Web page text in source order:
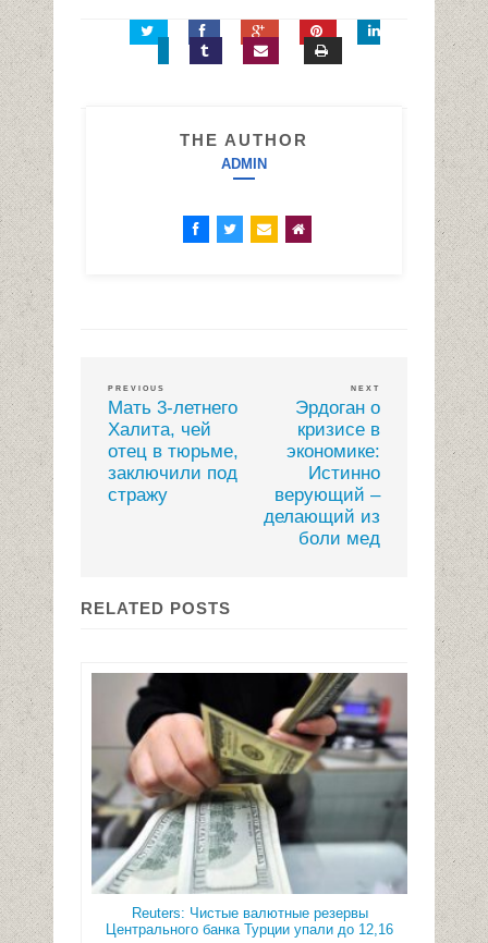
THE AUTHOR
ADMIN
PREVIOUS
Мать 3-летнего
Халита, чей
отец в тюрьме,
заключили под
стражу
NEXT
Эрдоган о
кризисе в
экономике:
Истинно
верующий –
делающий из
боли мед
RELATED POSTS
Reuters: Чистые валютные резервы
Центрального банка Турции упали до 12,16